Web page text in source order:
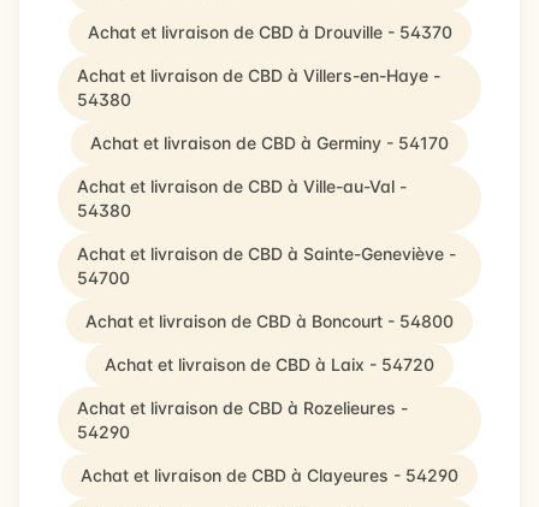
Achat et livraison de CBD à Drouville - 54370
Achat et livraison de CBD à Villers-en-Haye -
54380
Achat et livraison de CBD à Germiny - 54170
Achat et livraison de CBD à Ville-au-Val -
54380
Achat et livraison de CBD à Sainte-Geneviève -
54700
Achat et livraison de CBD à Boncourt - 54800
Achat et livraison de CBD à Laix - 54720
Achat et livraison de CBD à Rozelieures -
54290
Achat et livraison de CBD à Clayeures - 54290